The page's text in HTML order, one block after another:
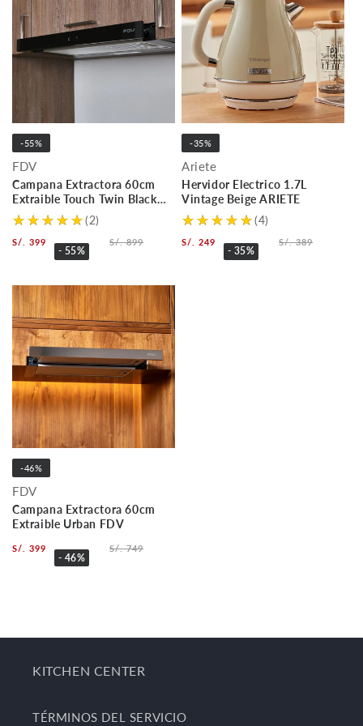
-55%
FDV
Campana Extractora 60cm
Extraible Touch Twin Black
FDV
(2)
S/. 399
- 55%
S/. 899
-35%
Ariete
Hervidor Electrico 1.7L
Vintage Beige ARIETE
(4)
S/. 249
- 35%
S/. 389
-46%
FDV
Campana Extractora 60cm
Extraible Urban FDV
S/. 399
- 46%
S/. 749
KITCHEN CENTER
TÉRMINOS DEL SERVICIO